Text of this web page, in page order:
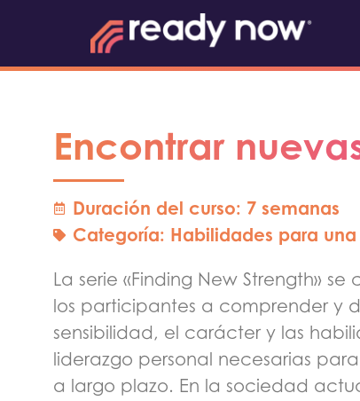
Encontrar
Duración del curso: 7 semanas
Categoría: Habilidades para
La serie «Finding New Strength»
los participantes a comprender y
sensibilidad, el carácter y las
liderazgo personal necesarias
a largo plazo. En la sociedad